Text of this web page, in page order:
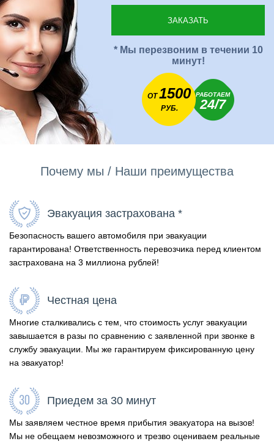
* Мы перезвоним в течении 10
минут!
ОТ1500
РУБ.
РАБОТАЕМ
24/7
Почему мы / Наши преимущества
Эвакуация застрахована *
Безопасность вашего автомобиля при эвакуации
гарантирована! Ответственность перевозчика перед клиентом
застрахована на 3 миллиона рублей!
Честная цена
Многие сталкивались с тем, что стоимость услуг эвакуации
завышается в разы по сравнению с заявленной при звонке в
службу эвакуации. Мы же гарантируем фиксированную цену
на эвакуатор!
Приедем за 30 минут
Мы заявляем честное время прибытия эвакуатора на вызов!
Мы не обещаем невозможного и трезво оцениваем реальные